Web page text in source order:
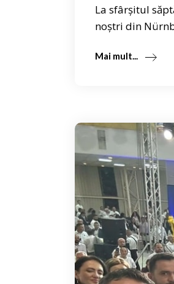
La sfârșitul
noștri din
Mai mult...